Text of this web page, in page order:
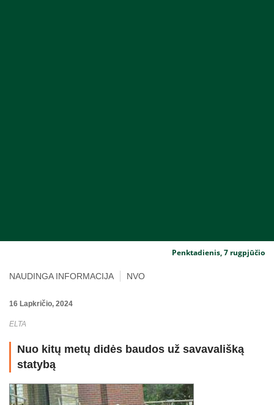
Penktadienis, 7 rugpjūčio
NAUDINGA INFORMACIJA NVO
16 Lapkričio, 2024
ELTA
Nuo kitų metų didės baudos už savavališką
statybą